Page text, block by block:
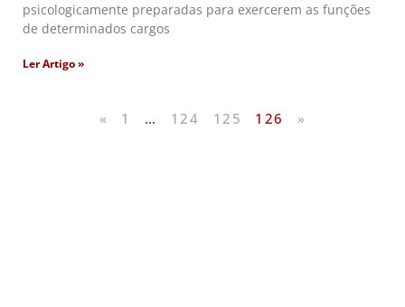
psicologicamente preparadas para exercerem as funções
de determinados cargos
Ler Artigo »
« 1 … 124 125 126 »